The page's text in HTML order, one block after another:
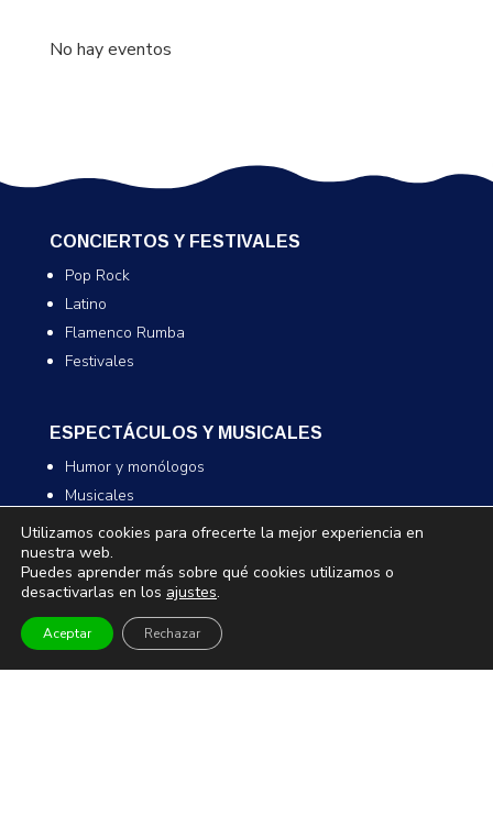
No hay eventos
CONCIERTOS Y FESTIVALES
Pop Rock
Latino
Flamenco Rumba
Festivales
ESPECTÁCULOS Y MUSICALES
Humor y monólogos
Musicales
Infantil y familiar
Magia
TEATRO Y DANZA
Utilizamos cookies para ofrecerte la mejor experiencia en
nuestra web.
Puedes aprender más sobre qué cookies utilizamos o
desactivarlas en los ajustes.
Aceptar Rechazar